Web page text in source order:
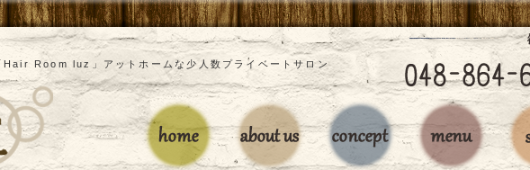
Hair Room luz」アットホームな少人数プライベートサロン